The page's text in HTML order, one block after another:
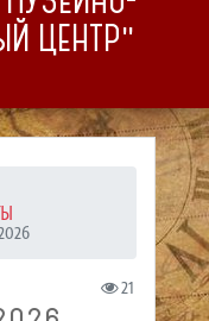
ЦЕНТР"
21